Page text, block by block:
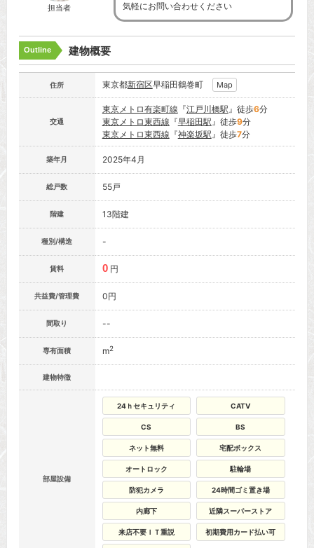
担当者
気軽にお問い合わせください
Outline 建物概要
住所 東京都新宿区早稲田鶴巻町 Map
交通
東京メトロ有楽町線 『江戸川橋駅』徒歩6分
東京メトロ東西線 『早稲田駅』徒歩9分
東京メトロ東西線 『神楽坂駅』徒歩7分
築年月 2025年4月
総戸数 55戸
階建 13階建
種別/構造 -
賃料 0 円
共益費/管理費 0円
間取り --
専有面積 m2
建物特徴
部屋設備
24ｈセキュリティ CATV
CS BS
ネット無料 宅配ボックス
オートロック 駐輪場
防犯カメラ 24時間ゴミ置き場
内廊下 近隣スーパーストア
来店不要ＩＴ重説 初期費用カード払い可